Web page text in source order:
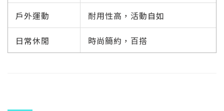
戶外運動 耐用性高，活動自如
日常休閒 時尚簡約，百搭